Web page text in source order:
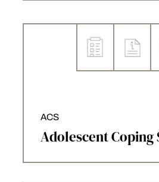
ACS
Adolescent Coping